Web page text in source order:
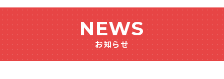
NEWS
お知らせ